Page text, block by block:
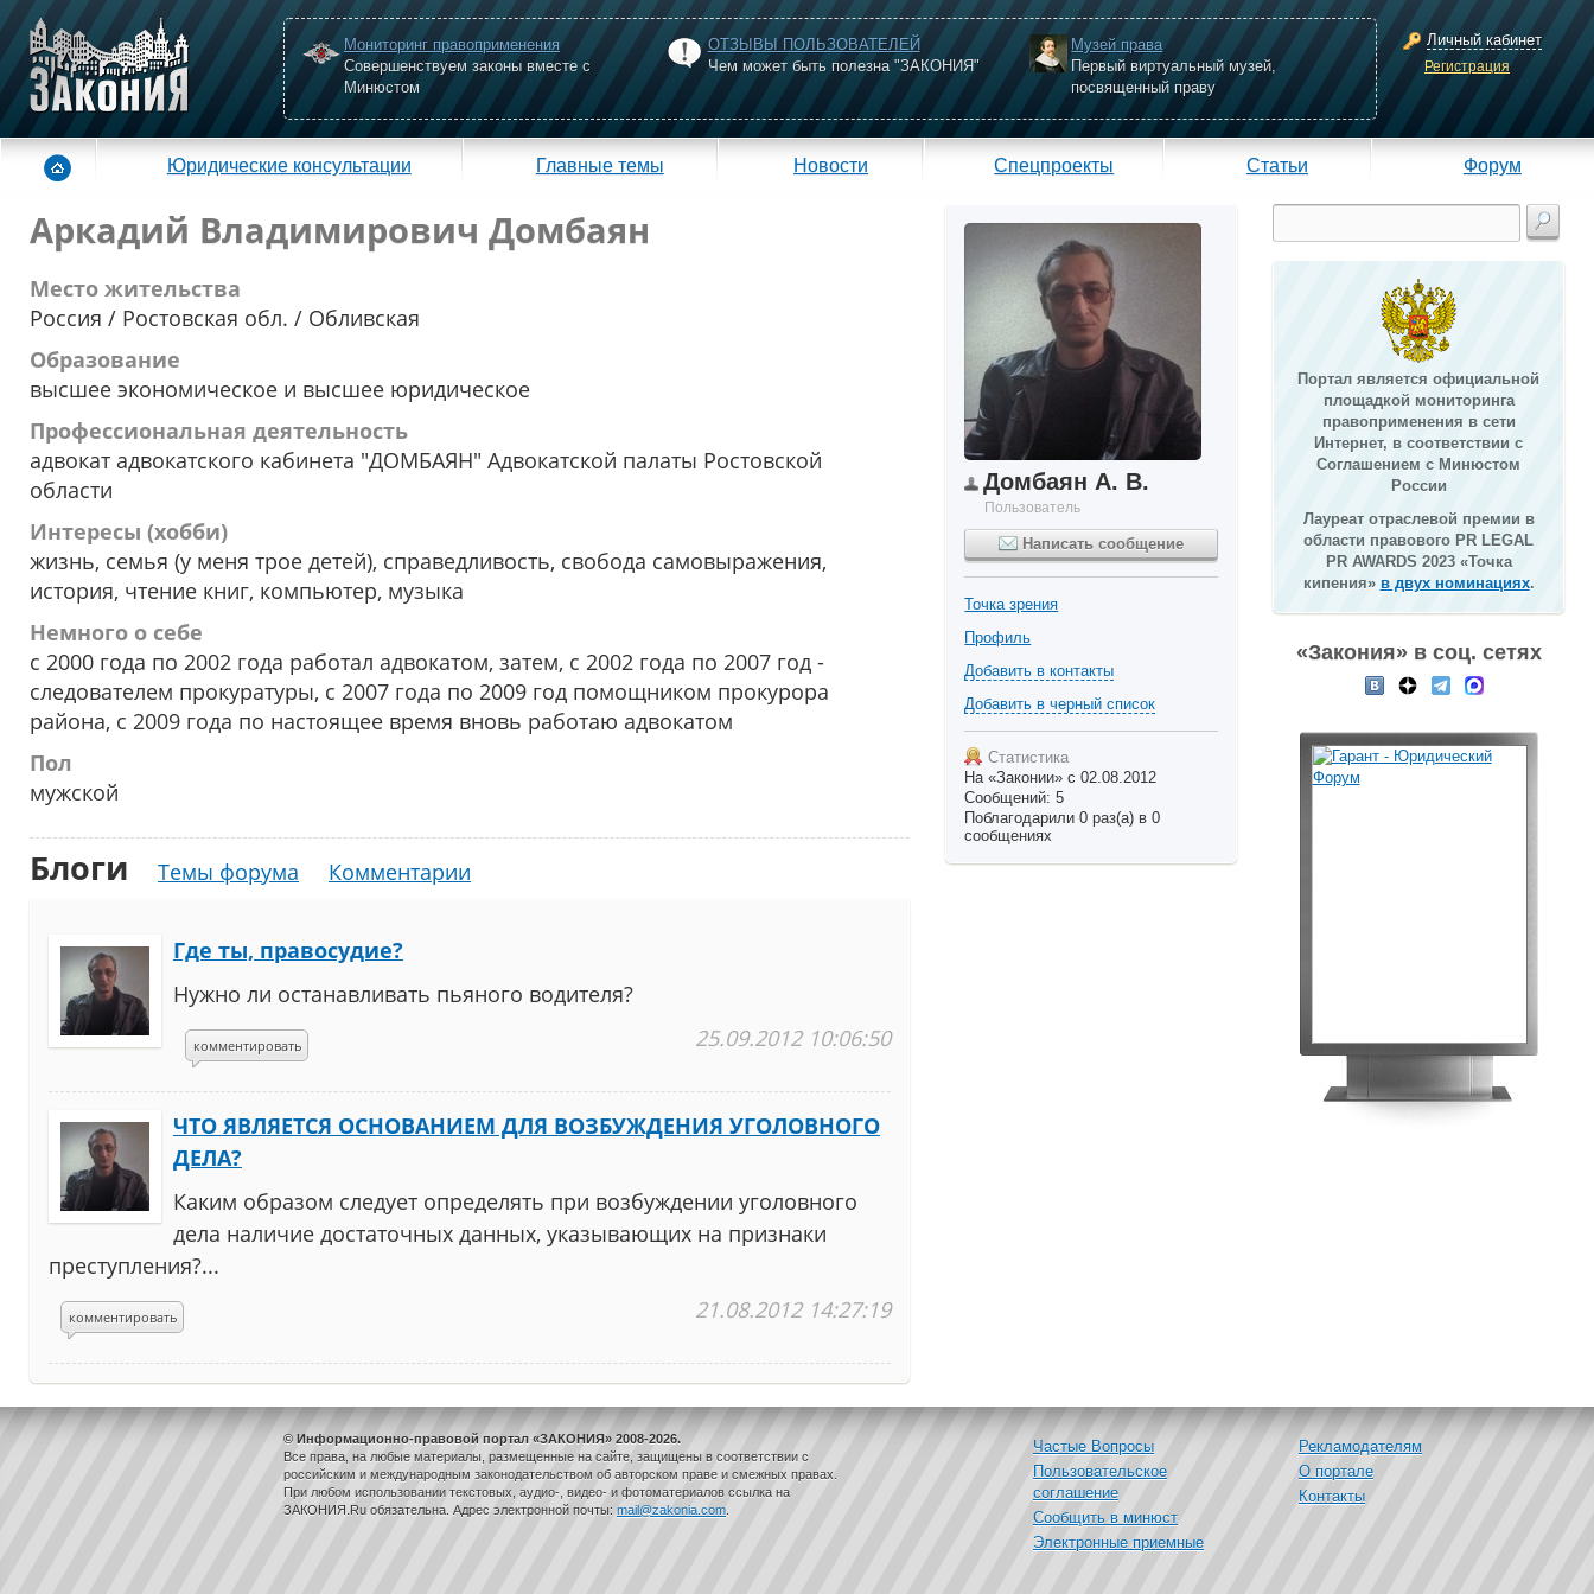
Мониторинг правоприменения
Совершенствуем законы вместе с
Минюстом
ОТЗЫВЫ ПОЛЬЗОВАТЕЛЕЙ
Чем может быть полезна "ЗАКОНИЯ"
Музей права
Первый виртуальный музей,
посвященный праву
Личный кабинет
Регистрация
Юридические консультации Главные темы Новости Спецпроекты Статьи Форум
Аркадий Владимирович Домбаян
Место жительства
Россия / Ростовская обл. / Обливская
Образование
высшее экономическое и высшее юридическое
Профессиональная деятельность
адвокат адвокатского кабинета "ДОМБАЯН" Адвокатской палаты Ростовской
области
Интересы (хобби)
жизнь, семья (у меня трое детей), справедливость, свобода самовыражения,
история, чтение книг, компьютер, музыка
Немного о себе
с 2000 года по 2002 года работал адвокатом, затем, с 2002 года по 2007 год -
следователем прокуратуры, с 2007 года по 2009 год помощником прокурора
района, с 2009 года по настоящее время вновь работаю адвокатом
Пол
мужской
Блоги Темы форума Комментарии
Где ты, правосудие?
Нужно ли останавливать пьяного водителя?
комментировать 25.09.2012 10:06:50
ЧТО ЯВЛЯЕТСЯ ОСНОВАНИЕМ ДЛЯ ВОЗБУЖДЕНИЯ УГОЛОВНОГО
ДЕЛА?
Каким образом следует определять при возбуждении уголовного
дела наличие достаточных данных, указывающих на признаки
преступления?...
комментировать 21.08.2012 14:27:19
Домбаян А. В.
Пользователь
Написать сообщение
Точка зрения
Профиль
Добавить в контакты
Добавить в черный список
Статистика
На «Законии» с 02.08.2012
Сообщений: 5
Поблагодарили 0 раз(а) в 0
сообщениях
Портал является официальной
площадкой мониторинга
правоприменения в сети
Интернет, в соответствии с
Соглашением с Минюстом
России
Лауреат отраслевой премии в
области правового PR LEGAL
PR AWARDS 2023 «Точка
кипения» в двух номинациях.
«Закония» в соц. сетях
© Информационно-правовой портал «ЗАКОНИЯ» 2008-2026.
Все права, на любые материалы, размещенные на сайте, защищены в соответствии с
российским и международным законодательством об авторском праве и смежных правах.
При любом использовании текстовых, аудио-, видео- и фотоматериалов ссылка на
ЗАКОНИЯ.Ru обязательна. Адрес электронной почты: mail@zakonia.com
Частые Вопросы
Пользовательское
соглашение
Сообщить в минюст
Электронные приемные
Рекламодателям
О портале
Контакты